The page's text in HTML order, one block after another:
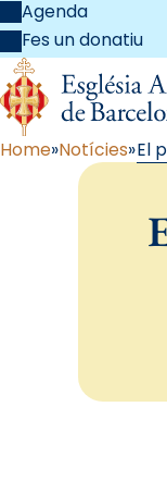
Agenda
Fes un donatiu
Home Notícies El